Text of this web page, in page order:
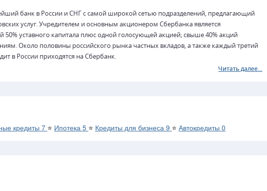
банк в России и СНГ с самой широкой сетью подразделений, предлагающий
услуг. Учредителем и основным акционером Сбербанка является
уставного капитала плюс одной голосующей акцией; свыше 40% акций
Около половины российского рынка частных вкладов, а также каждый третий
в России приходятся на Сбербанк.
Читать далее...
кредиты 7 ⭐ Ипотека 5 ⭐ Кредиты для бизнеса 9 ⭐ Автокредиты 0